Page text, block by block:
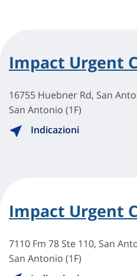
Impact Urgent
16755 Huebner Rd, San
San Antonio (1F)
Indicazioni
Impact Urgent
7110 Fm 78 Ste 110, San
San Antonio (1F)